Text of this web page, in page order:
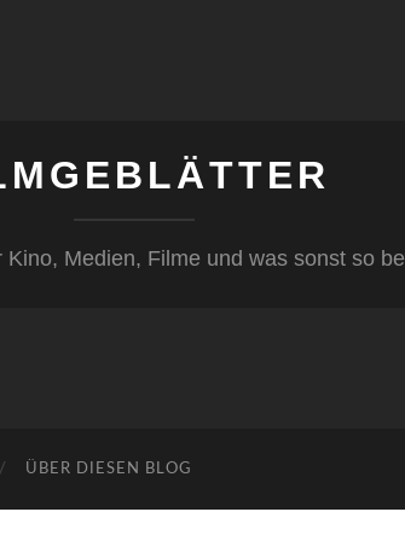
Medien, Filme und was sonst so
ÜBER DIESEN BLOG